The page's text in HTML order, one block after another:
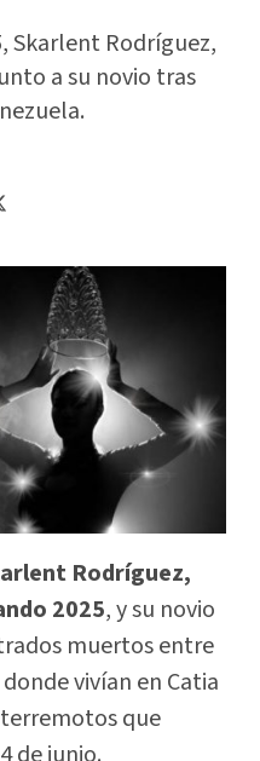
Skarlent Rodríguez,
a su novio tras
Rodríguez,
2025, y su novio
muertos entre
vivían en Catia
terremotos que